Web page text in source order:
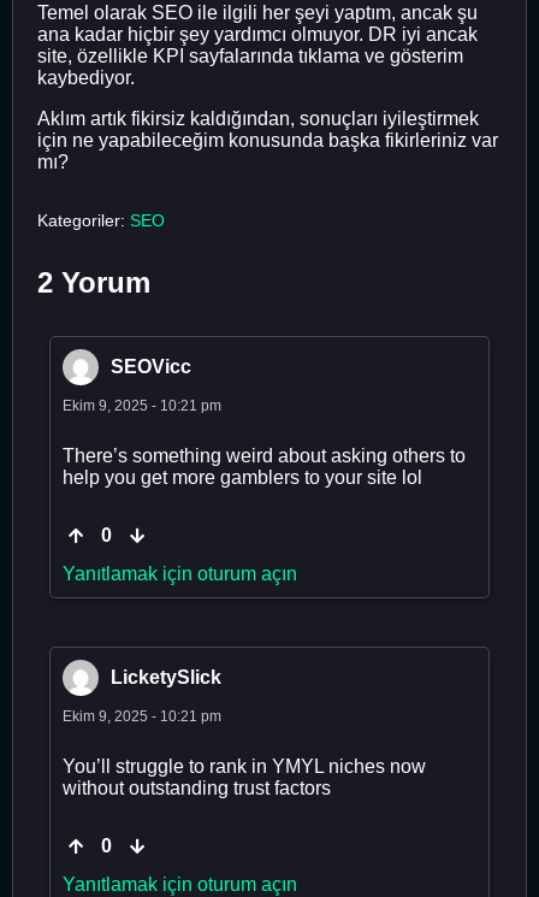
Temel olarak SEO ile ilgili her şeyi yaptım, ancak şu
ana kadar hiçbir şey yardımcı olmuyor. DR iyi ancak
site, özellikle KPI sayfalarında tıklama ve gösterim
kaybediyor.
Aklım artık fikirsiz kaldığından, sonuçları iyileştirmek
için ne yapabileceğim konusunda başka fikirleriniz var
mı?
Kategoriler: SEO
2 Yorum
SEOVicc
Ekim 9, 2025 - 10:21 pm
There’s something weird about asking others to
help you get more gamblers to your site lol
0
Yanıtlamak için oturum açın
LicketySlick
Ekim 9, 2025 - 10:21 pm
You’ll struggle to rank in YMYL niches now
without outstanding trust factors
0
Yanıtlamak için oturum açın